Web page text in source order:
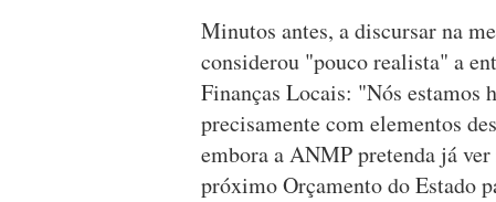
Minutos antes, a discursar na
considerou "pouco realista" a
Finanças Locais: "Nós estamos
precisamente com elementos
embora a ANMP pretenda já
próximo Orçamento do Estado